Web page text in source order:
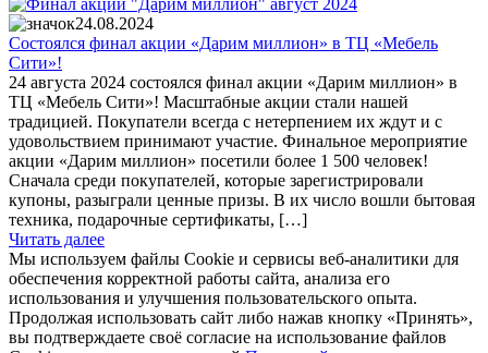
24.08.2024
Cостоялся финал акции «Дарим миллион» в ТЦ «Мебель
Сити»!
24 августа 2024 состоялся финал акции «Дарим миллион» в
ТЦ «Мебель Сити»! Масштабные акции стали нашей
традицией. Покупатели всегда с нетерпением их ждут и с
удовольствием принимают участие. Финальное мероприятие
акции «Дарим миллион» посетили более 1 500 человек!
Сначала среди покупателей, которые зарегистрировали
купоны, разыграли ценные призы. В их число вошли бытовая
техника, подарочные сертификаты, […]
Читать далее
Мы используем файлы Cookie и сервисы веб-аналитики для
обеспечения корректной работы сайта, анализа его
использования и улучшения пользовательского опыта.
Продолжая использовать сайт либо нажав кнопку «Принять»,
вы подтверждаете своё согласие на использование файлов